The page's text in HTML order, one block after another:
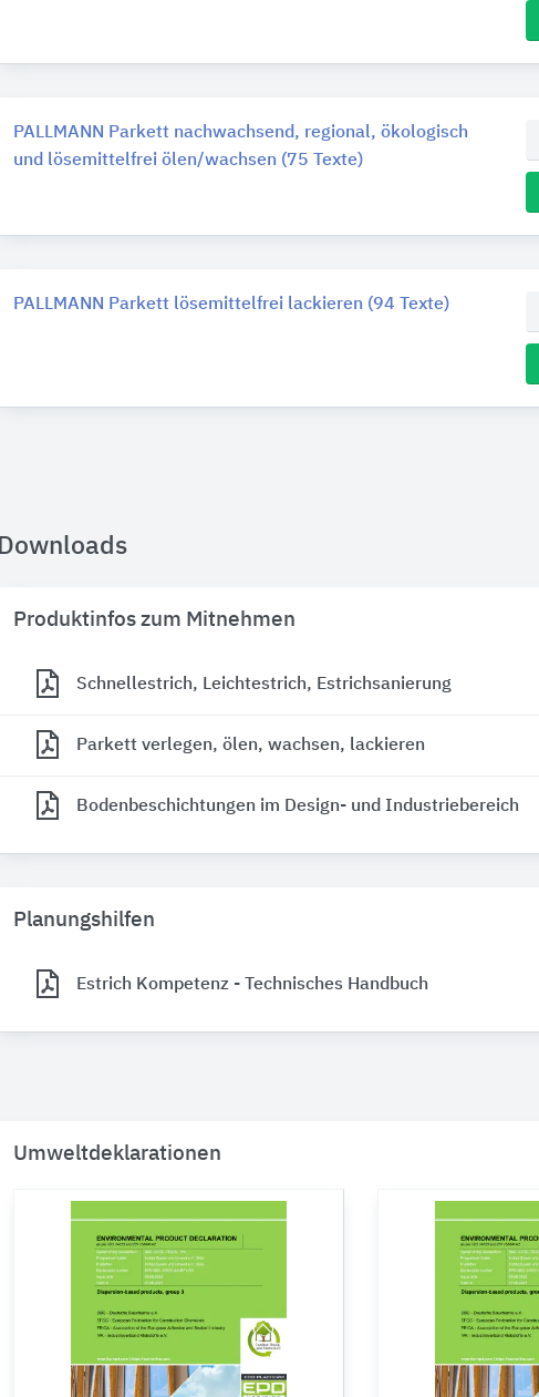
PALLMANN Parkett nachwachsend, regional, ökologisch
und lösemittelfrei ölen/wachsen (75 Texte)
PALLMANN Parkett lösemittelfrei lackieren (94 Texte)
Downloads
Produktinfos zum Mitnehmen
Schnellestrich, Leichtestrich, Estrichsanierung
Parkett verlegen, ölen, wachsen, lackieren
Bodenbeschichtungen im Design- und Industriebereich
Planungshilfen
Estrich Kompetenz - Technisches Handbuch
Umweltdeklarationen